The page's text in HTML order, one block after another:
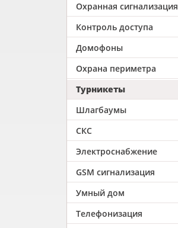
Охранная сигнализация
Контроль доступа
Домофоны
Охрана периметра
Турникеты
Шлагбаумы
СКС
Электроснабжение
GSM сигнализация
Умный дом
Телефонизация